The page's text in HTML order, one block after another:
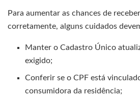
Para aumentar as chances de
corretamente, alguns cuidados
Manter o Cadastro Único
exigido;
Conferir se o CPF está
consumidora da residência;